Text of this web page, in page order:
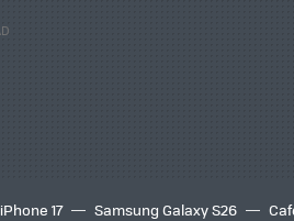
iPhone 17 Samsung Galaxy S26